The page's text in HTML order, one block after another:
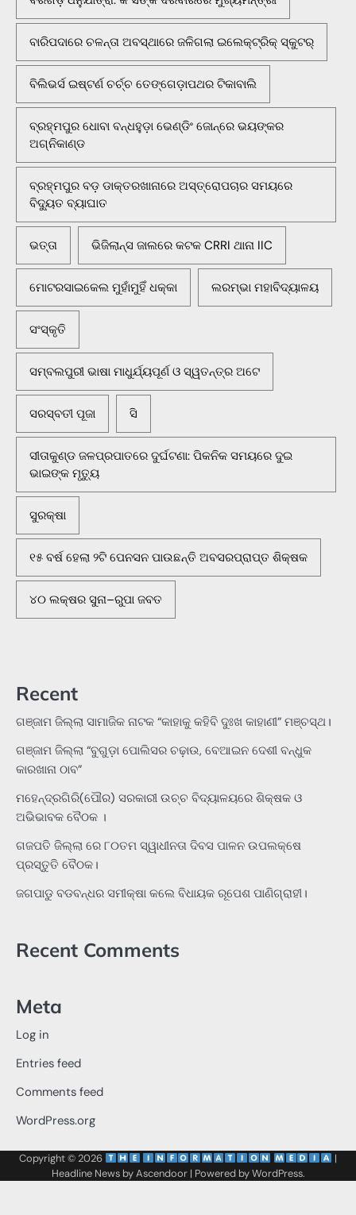
ବାରିପଦାରେ ଚଳନ୍ତା ଅବସ୍ଥାରେ ଜଳିଗଲା ଇଲେକ୍ଟ୍ରିକ୍ ସ୍କୁଟର୍
ବିଲିଭର୍ସ ଇଷ୍ଟର୍ଣ ଚର୍ଚ୍ଚ ତେଙ୍ଗେଡ଼ାପଥର ଟିକାବାଲି
ବ୍ରହ୍ମପୁର ଧୋବା ବନ୍ଧହୁଡ଼ା ଭେଣ୍ଡିଂ ଜୋନ୍‌ରେ ଭୟଙ୍କର
ଅଗ୍ନିକାଣ୍ଡ
ବ୍ରହ୍ମପୁର ବଡ଼ ଡାକ୍ତରଖାନାରେ ଅସ୍ତ୍ରୋପଚାର ସମୟରେ
ବିଦ୍ୟୁତ ବ୍ୟାଘାତ
ଭତ୍ତା ଭିଜିଲାନ୍ସ ଜାଲରେ କଟକ CRRI ଥାନା IIC
ମୋଟରସାଇକେଲ ମୁହାଁମୁହିଁ ଧକ୍କା ଲରମ୍ଭା ମହାବିଦ୍ୟାଳୟ
ସଂସ୍କୃତି
ସମ୍ବଲପୁରୀ ଭାଷା ମାଧୁର୍ଯ୍ୟପୂର୍ଣ ଓ ସ୍ୱତନ୍ତ୍ର ଅଟେ
ସରସ୍ବତୀ ପୂଜା ସି
ସୀତାକୁଣ୍ଡ ଜଳପ୍ରପାତରେ ଦୁର୍ଘଟଣା: ପିକନିକ ସମୟରେ ଦୁଇ
ଭାଇଙ୍କ ମୃତ୍ୟୁ
ସୁରକ୍ଷା
୧୫ ବର୍ଷ ହେଲା ୨ଟି ପେନସନ ପାଉଛନ୍ତି ଅବସରପ୍ରାପ୍ତ ଶିକ୍ଷକ
୪୦ ଲକ୍ଷର ସୁନା–ରୁପା ଜବତ
Recent
ଗଞ୍ଜାମ ଜିଲ୍ଲା ସାମାଜିକ ନାଟକ “କାହାକୁ କହିବି ଦୁଃଖ କାହାଣୀ” ମଞ୍ଚସ୍ଥ।
ଗଞ୍ଜାମ ଜିଲ୍ଲା “ବୁଗୁଡ଼ା ପୋଲିସର ଚଢ଼ାଉ, ବେଆଇନ ଦେଶୀ ବନ୍ଧୁକ
କାରଖାନା ଠାବ”
ମହେନ୍ଦ୍ରଗିରି(ପୌର) ସରକାରୀ ଉଚ୍ଚ ବିଦ୍ୟାଳୟରେ ଶିକ୍ଷକ ଓ
ଅଭିଭାବକ ବୈଠକ ।
ଗଜପତି ଜିଲ୍ଲା ରେ ୮୦ତମ ସ୍ୱାଧୀନତା ଦିବସ ପାଳନ ଉପଲକ୍ଷେ
ପ୍ରସ୍ତୁତି ବୈଠକ।
ଜଗପାଡୁ ବଡବନ୍ଧର ସମୀକ୍ଷା କଲେ ବିଧାୟକ ରୂପେଶ ପାଣିଗ୍ରାହୀ।
Recent Comments
Meta
Log in
Entries feed
Comments feed
WordPress.org
Copyright © 2026
|
Headline News byAscendoor| Powered byWordPress.